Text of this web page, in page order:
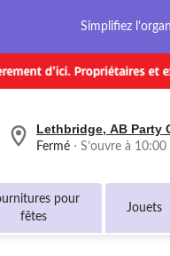
Simplifiez
votre
Lethbridge,
AB
Party
Lethbridge, AB Party
Fermé ⋅ S’ouvre à 10:00
pour
fêtes
Jouets